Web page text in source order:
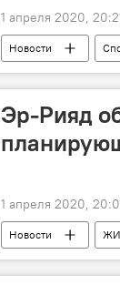
1 апреля 2020,
Новости
Шафаг Гусейнли
Эр-Рияд
1 апреля 2020,
Новости
Саудовская Аравия